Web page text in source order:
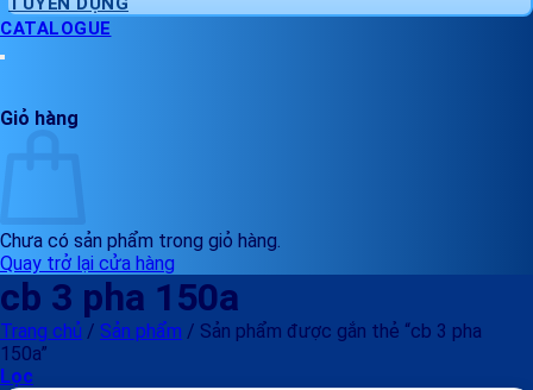
CATALOGUE
Giỏ hàng
Chưa có sản phẩm trong giỏ hàng.
Quay trở lại cửa hàng
cb 3 pha 150a
Trang chủ / Sản phẩm / Sản phẩm được gắn thẻ “cb 3 pha
150a”
Lọc